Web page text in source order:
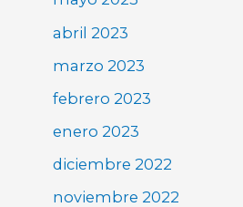
abril 2023
marzo 2023
febrero 2023
enero 2023
diciembre 2022
noviembre 2022